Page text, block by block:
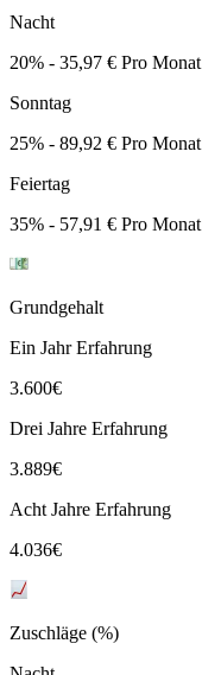
Nacht
20% - 35,97 € Pro Monat
Sonntag
25% - 89,92 € Pro Monat
Feiertag
35% - 57,91 € Pro Monat
Grundgehalt
Ein Jahr Erfahrung
3.600€
Drei Jahre Erfahrung
3.889€
Acht Jahre Erfahrung
4.036€
Zuschläge (%)